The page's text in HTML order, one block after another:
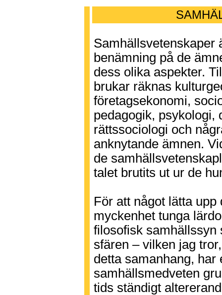
Samhällsvetenskaper
benämning på de
dess olika aspekter.
brukar räknas
företagsekonomi,
pedagogik, psykologi,
rättssociologi och
anknytande ämnen.
de
talet brutits ut ur de
För att något lätta
myckenhet tunga
filosofisk samhällssyn
sfären – vilken jag
detta samanhang,
samhällsmedveten
tids ständigt